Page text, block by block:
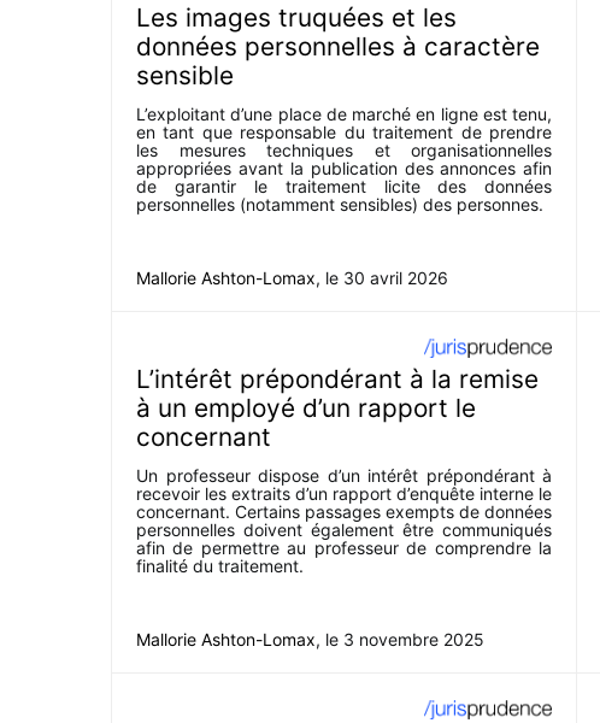
Les images truquées et les
données personnelles à caractère
sensible
L’exploitant d’une place de marché en ligne est tenu,
en tant que responsable du traitement de prendre
les mesures techniques et organisationnelles
appropriées avant la publication des annonces afin
de garantir le traitement licite des données
personnelles (notamment sensibles) des personnes.
Mallorie Ashton-Lomax, le 30 avril 2026
L’intérêt prépondérant à la remise
à un employé d’un rapport le
concernant
Un professeur dispose d’un intérêt prépondérant à
recevoir les extraits d’un rapport d’enquête interne le
concernant. Certains passages exempts de données
personnelles doivent également être communiqués
afin de permettre au professeur de comprendre la
finalité du traitement.
Mallorie Ashton-Lomax, le 3 novembre 2025